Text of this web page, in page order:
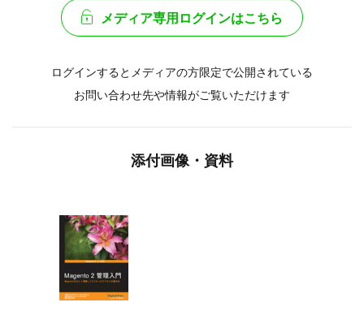
メディア専用ログインはこちら
ログインするとメディアの方限定で公開されている
お問い合わせ先や情報がご覧いただけます
添付画像・資料